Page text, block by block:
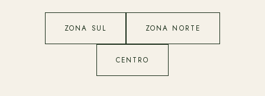
ZONA SUL ZONA NORTE
CENTRO